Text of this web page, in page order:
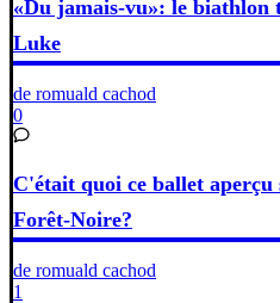
«Du jamais-vu»: le biathlon
Luke
de romuald cachod
0
C'était quoi ce ballet
Forêt-Noire?
de romuald cachod
1